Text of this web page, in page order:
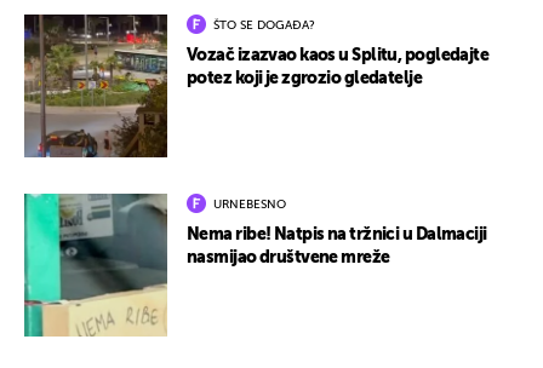
ŠTO SE DOGAĐA?
Vozač izazvao kaos u Splitu, pogledajte
potez koji je zgrozio gledatelje
URNEBESNO
Nema ribe! Natpis na tržnici u Dalmaciji
nasmijao društvene mreže